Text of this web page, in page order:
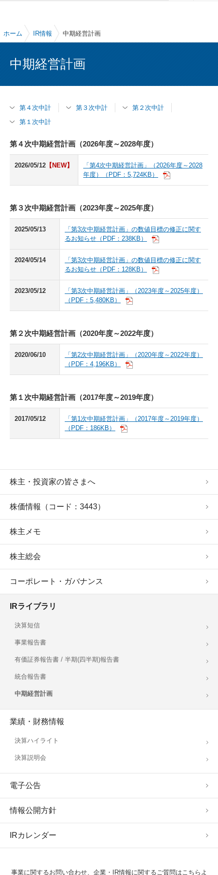
ホーム IR情報 中期経営計画
中期経営計画
第４次中計 第３次中計
第２次中計
第１次中計
第４次中期経営計画（2026年度～2028年度）
2026/05/12 【NEW】
「第4次中期経営計画」（2026年度～2028
年度）（PDF：5,724KB）
第３次中期経営計画（2023年度～2025年度）
2025/05/13
「第3次中期経営計画」の数値⽬標の修正に関す
るお知らせ（PDF：238KB）
2024/05/14
「第3次中期経営計画」の数値⽬標の修正に関す
るお知らせ（PDF：128KB）
2023/05/12
「第3次中期経営計画」（2023年度～2025年度）
（PDF：5,480KB）
第２次中期経営計画（2020年度～2022年度）
2020/06/10
「第2次中期経営計画」（2020年度～2022年度）
（PDF：4,196KB）
第１次中期経営計画（2017年度～2019年度）
2017/05/12
「第1次中期経営計画」（2017年度～2019年度）
（PDF：186KB）
株主・投資家の皆さまへ
株価情報（コード：3443）
株主メモ
株主総会
コーポレート・ガバナンス
IRライブラリ
決算短信
事業報告書
有価証券報告書 / 半期(四半期)報告書
統合報告書
中期経営計画
業績・財務情報
決算ハイライト
決算説明会
電子公告
情報公開方針
IRカレンダー
事業に関するお問い合わせ、企業・IR情報に関するご質問はこちらよ